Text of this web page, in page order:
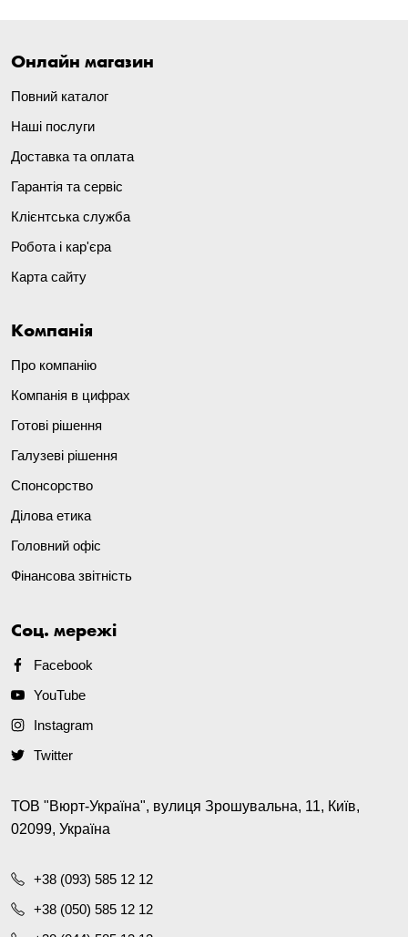
Онлайн магазин
Повний каталог
Наші послуги
Доставка та оплата
Гарантія та сервіс
Клієнтська служба
Робота і кар'єра
Карта сайту
Компанія
Про компанію
Компанія в цифрах
Готові рішення
Галузеві рішення
Спонсорство
Ділова етика
Головний офіс
Фінансова звітність
Соц. мережі
Facebook
YouTube
Instagram
Twitter
ТОВ "Вюрт-Україна", вулиця Зрошувальна, 11, Київ,
02099, Україна
+38 (093) 585 12 12
+38 (050) 585 12 12